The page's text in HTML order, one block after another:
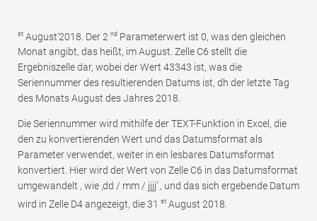
st August‘2018. Der 2 nd Parameterwert ist 0, was den gleichen
Monat angibt, das heißt, im August. Zelle C6 stellt die
Ergebniszelle dar, wobei der Wert 43343 ist, was die
Seriennummer des resultierenden Datums ist, dh der letzte Tag
des Monats August des Jahres 2018.
Die Seriennummer wird mithilfe der TEXT-Funktion in Excel, die
den zu konvertierenden Wert und das Datumsformat als
Parameter verwendet, weiter in ein lesbares Datumsformat
konvertiert. Hier wird der Wert von Zelle C6 in das Datumsformat
umgewandelt , wie ‚dd / mm / jjjj‘ , und das sich ergebende Datum
wird in Zelle D4 angezeigt, die 31 st August 2018.